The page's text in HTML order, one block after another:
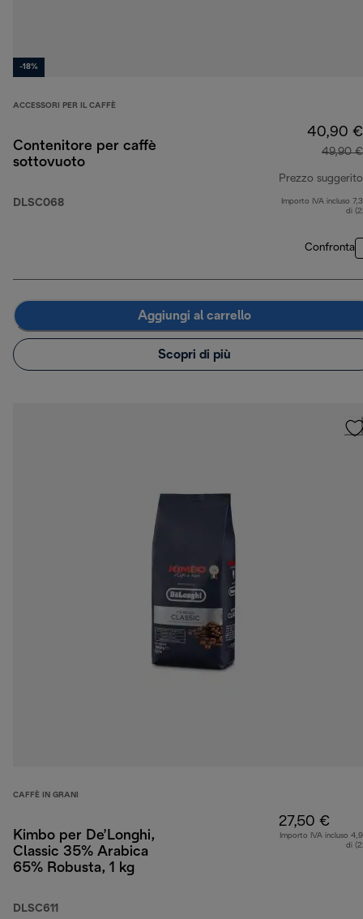
-18%
ACCESSORI PER IL CAFFÈ
Contenitore per caffè
sottovuoto
DLSC068
40,90 €
49,90 €
Prezzo suggerito
Importo IVA incluso
di
Confronta
Aggiungi al carrello
Scopri di più
CAFFÈ IN GRANI
Kimbo per De’Longhi,
Classic 35% Arabica
65% Robusta, 1 kg
DLSC611
27,50 €
Importo IVA incluso
di